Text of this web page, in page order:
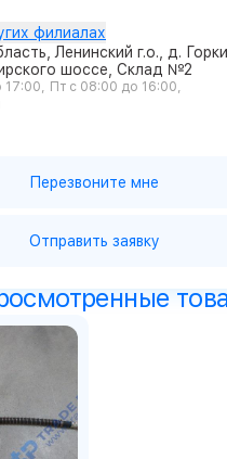
филиалах
Ленинский г.о., д.
шоссе, Склад №2
17:00
Пт с 08:00 до 16:00
Перезвоните мне
Отправить заявку